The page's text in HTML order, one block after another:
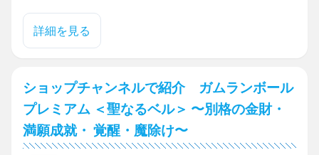
詳細を見る
ショップチャンネルで紹介 ガムランボール
プレミアム ＜聖なるベル＞ 〜別格の金財・
満願成就・ 覚醒・魔除け〜